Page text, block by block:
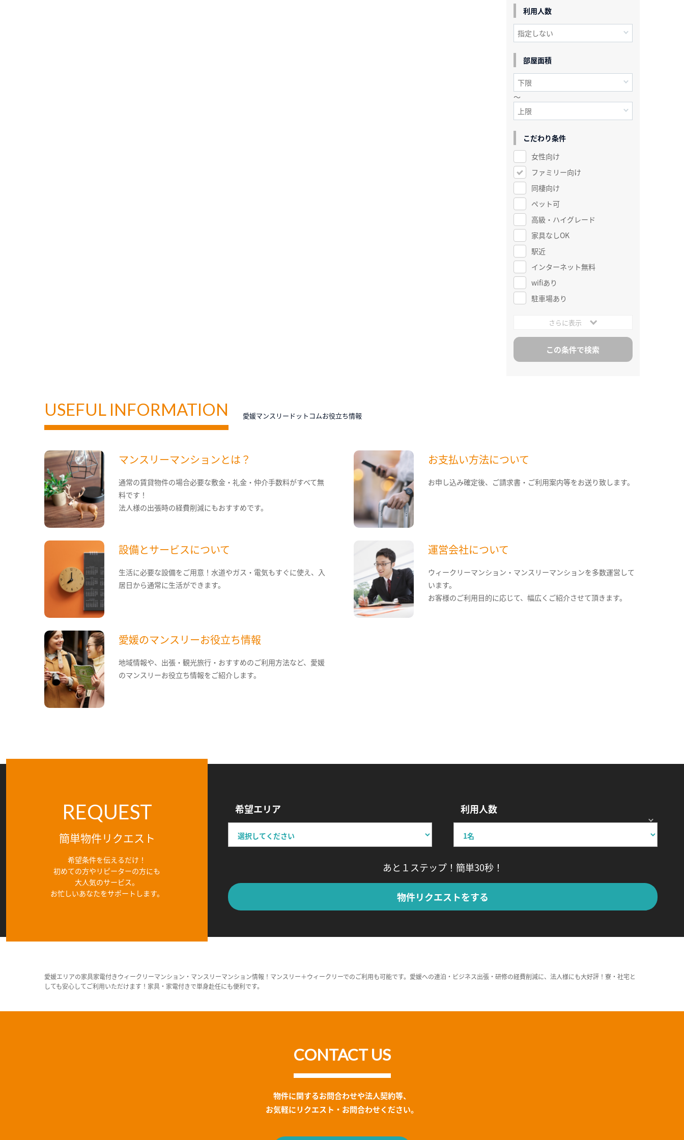
利用人数
部屋面積
～
こだわり条件
女性向け
ファミリー向け
同棲向け
ペット可
高級・ハイグレード
家具なしOK
駅近
インターネット無料
wifiあり
駐車場あり
さらに表示
USEFUL INFORMATION 愛媛マンスリードットコムお役立ち情報
マンスリーマンションとは？
通常の賃貸物件の場合必要な敷金・礼金・仲介手数料がすべて無
料です！
法人様の出張時の経費削減にもおすすめです。
お支払い方法について
お申し込み確定後、ご請求書・ご利用案内等をお送り致します。
設備とサービスについて
生活に必要な設備をご用意！水道やガス・電気もすぐに使え、入
居日から通常に生活ができます。
運営会社について
ウィークリーマンション・マンスリーマンションを多数運営して
います。
お客様のご利用目的に応じて、幅広くご紹介させて頂きます。
愛媛のマンスリーお役立ち情報
地域情報や、出張・観光旅行・おすすめのご利用方法など、愛媛
のマンスリーお役立ち情報をご紹介します。
REQUEST
簡単物件リクエスト
希望条件を伝えるだけ！
初めての方やリピーターの方にも
大人気のサービス。
お忙しいあなたをサポートします。
希望エリア 利用人数
あと１ステップ！簡単30秒！
物件リクエストをする
愛媛エリアの家具家電付きウィークリーマンション・マンスリーマンション情報！マンスリー＋ウィークリーでのご利用も可能です。愛媛への連泊・ビジネス出張・研修の経費削減に、法人様にも大好評！寮・社宅と
しても安心してご利用いただけます！家具・家電付きで単身赴任にも便利です。
CONTACT US
物件に関するお問合わせや法人契約等、
お気軽にリクエスト・お問合わせください。